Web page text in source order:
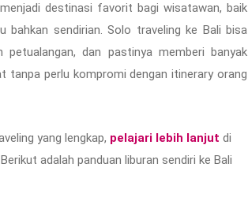
destinasi favorit bagi wisatawan, baik
bahkan sendirian. Solo traveling ke Bali bisa
petualangan, dan pastinya memberi banyak
tanpa perlu kompromi dengan itinerary orang
yang lengkap, pelajari lebih lanjut di
adalah panduan liburan sendiri ke Bali